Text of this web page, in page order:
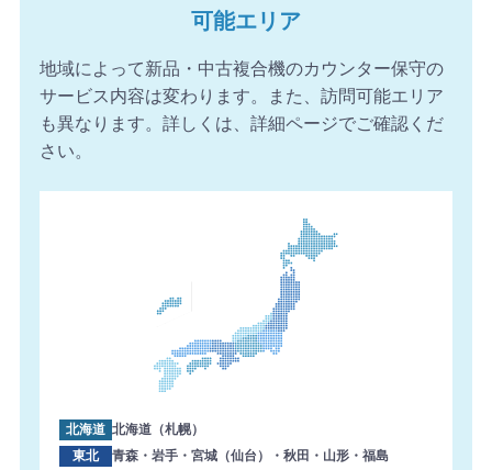
を頂きました。ありがとうございます。
2026年8月6日 16:54
【千葉県】複合機 Canon 導入のお問い合わせを頂きまし
た。ありがとうございます。
2026年8月6日 16:02
【埼玉県】コピー機 SHARP 導入のお問い合わせを頂きま
【三重県】複合機 FUJIFILM 導入のお問い合わせを頂きま
した。ありがとうございます。
2026年8月6日 14:59
【熊本県】複合機 KONICA MINOLTA 導入のお問い合わせ
を頂きました。ありがとうございます。
2026年8月6日 14:58
可能エリア
地域によって新品・中古複合機のカウンター保守の
サービス内容は変わります。また、訪問可能エリア
も異なります。詳しくは、詳細ページでご確認くだ
さい。
北海道 北海道（札幌）
東北
青森・岩手・宮城（仙台）・秋田・山形・福島